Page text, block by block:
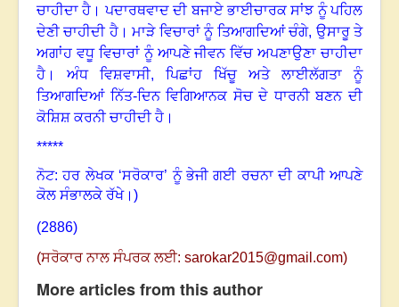
ਚਾਹੀਦਾ ਹੈ ।ਪਦਾਰਥਵਾਦ ਦੀ ਬਜਾਏ ਭਾਈਚਾਰਕ ਸਾਂਝ ਨੂੰ ਪਹਿਲ
ਦੇਣੀ ਚਾਹੀਦੀ ਹੈ।ਮਾੜੇ ਵਿਚਾਰਾਂ ਨੂੰ ਤਿਆਗਦਿਆਂ ਚੰਗੇ, ਉਸਾਰੂ ਤੇ
ਅਗਾਂਹ ਵਧੂ ਵਿਚਾਰਾਂ ਨੂੰ ਆਪਣੇ ਜੀਵਨ ਵਿੱਚ ਅਪਣਾਉਣਾ ਚਾਹੀਦਾ
ਹੈ । ਅੰਧ ਵਿਸ਼ਵਾਸੀ, ਪਿਛਾਂਹ ਖਿੱਚੂ ਅਤੇ ਲਾਈਲੱਗਤਾ
ਨੂੰ
ਤਿਆਗਦਿਆਂ ਨਿੱਤ-ਦਿਨ ਵਿਗਿਆਨਕ ਸੋਚ ਦੇ ਧਾਰਨੀ ਬਣਨ ਦੀ
ਕੋਸ਼ਿਸ਼ ਕਰਨੀ ਚਾਹੀਦੀ ਹੈ ।
*****
ਨੋਟ: ਹਰ ਲੇਖਕ ‘ਸਰੋਕਾਰ’ ਨੂੰ ਭੇਜੀ ਗਈ ਰਚਨਾ ਦੀ ਕਾਪੀ ਆਪਣੇ
ਕੋਲ ਸੰਭਾਲਕੇ ਰੱਖੇ।)
(2886)
(ਸਰੋਕਾਰ ਨਾਲ ਸੰਪਰਕ ਲਈ: sarokar2015@gmail.com)
More articles from this author